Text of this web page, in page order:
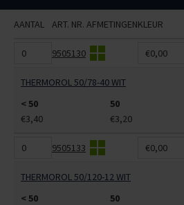
AANTAL ART. NR. AFMETINGENKLEUR
9505130 €0,00
THERMOROL 50/78-40 WIT
< 50
50
€3,40
€3,20
9505133 €0,00
THERMOROL 50/120-12 WIT
< 50
50